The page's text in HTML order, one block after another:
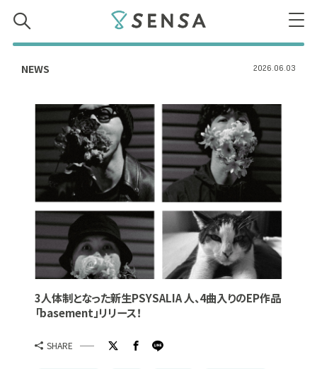
NEWS 2026.06.03
3人体制となった新生PSYSALIA 人、4曲入りのEP作品
「basement」リリース！
SHARE